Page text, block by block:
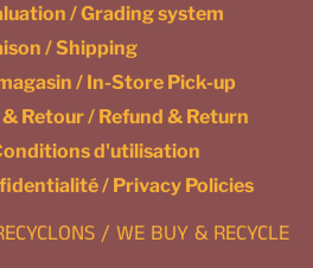
/ Grading system
/ Shipping
/ In-Store Pick-up
Retour / Refund & Return
d'utilisation
/ Privacy Policies
/ WE BUY & RECYCLE